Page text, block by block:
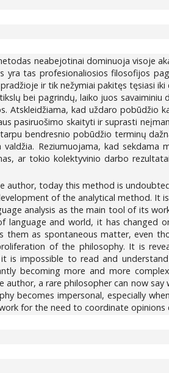
neabejotinai dominuoja visoje
tas profesionaliosios filosofijos
ir tik nežymiai pakitęs tęsiasi
bei pagrindų, laiko juos
kad uždaro pobūdžio
pasiruošimo skaityti ir suprasti
bendresnio pobūdžio terminų
Reziumuojama, kad sekdama
ar tokio kolektyvinio darbo
today this method is
of the analytical method.
analysis as the main tool of its
and world, it has changed
as spontaneous matter, even
of the philosophy. It is
is impossible to read and
becoming more and more
a rare philosopher can now
becomes impersonal, especially
for the need to coordinate opinions